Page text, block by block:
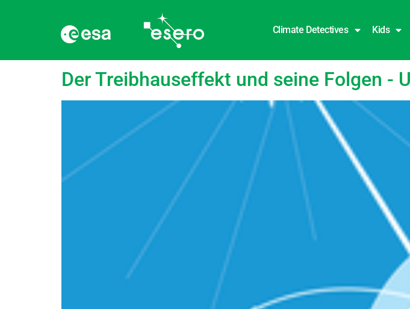
Climate Detectives Kids
language:Slowenisch
Der Treibhauseffekt und seine Folgen -